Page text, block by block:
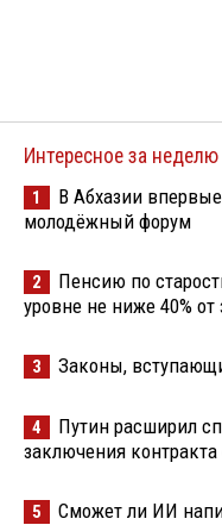
Интересное за неделю
1
В Абхазии
молодёжный форум
2
Пенсию по
уровне не ниже 40% от
3 Законы,
4
Путин расширил
заключения
5 Сможет ли ИИ